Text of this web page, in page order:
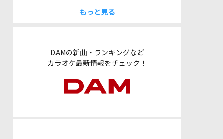
もっと見る
DAMの新曲・ランキングなど
カラオケ最新情報をチェック！